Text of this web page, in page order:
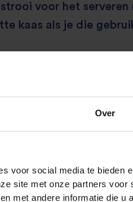
Over
voor social media te bieden
site met onze partners voor
met andere informatie die u
voor het
kaas als je die
delen